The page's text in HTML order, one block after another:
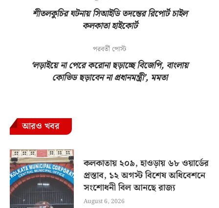
শীতলকুচির ঘটনায় সিআইডি তদন্তের রিপোর্ট চাইল
কলকাতা হাইকোর্ট
পরবর্তী পোস্ট
‘লড়াইয়ে না পেরে করোনা ছড়াচ্ছে বিজেপি, বাংলায়
কোভিড ছড়াবেন না প্রধানমন্ত্রী’, মমতা
আরও খবর
কলকাতায় ২০৯, হাওড়ায় ৬৮ ওয়ার্ডের
প্রস্তাব, ১২ অগস্ট বিশেষ অধিবেশনে
সংশোধনী বিল আনছে রাজ্য
August 6, 2026